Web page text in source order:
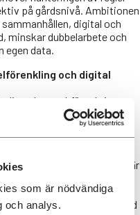
som är nödvändiga
och analys.
på gårdsnivå. Ambitionen
digital och
minskar dubbelarbete och
egen data.
och digital
branschförankring
nationella dataplattform.
och möjliggör delning av
villkor.
Miljöhusesyn. Målet är
blir tydligare,
bättre stödjer
Agronod skapar vi en grund